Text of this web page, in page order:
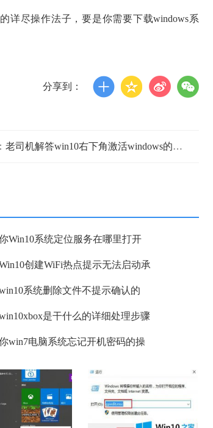
详尽操作法子，要是你需要下载windows系
分享到：
老司机解答win10右下角激活windows的具体解决方式
Win10系统定位服务在哪里打开
创建WiFi热点提示无法启动承
系统删除文件不提示确认的
是干什么的详细处理步骤
win7电脑系统忘记开机密码的操